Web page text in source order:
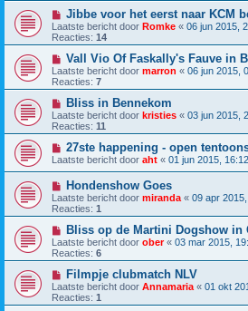
Jibbe voor het eerst naar KCM
Laatste bericht door Romke « 06 jun 2015,
Reacties: 14
Vall Vio Of Faskally's Fauve in
Laatste bericht door marron « 06 jun 2015,
Reacties: 7
Bliss in Bennekom
Laatste bericht door kristies « 03 jun 2015,
Reacties: 11
27ste happening - open
Laatste bericht door aht « 01 jun 2015, 16:12
Hondenshow Goes
Laatste bericht door miranda « 09 apr
Reacties: 1
Bliss op de Martini Dogshow in
Laatste bericht door ober« 03 mar 2015,
Reacties: 6
Filmpje clubmatch NLV
Laatste bericht door Annamaria « 01 okt
Reacties: 1